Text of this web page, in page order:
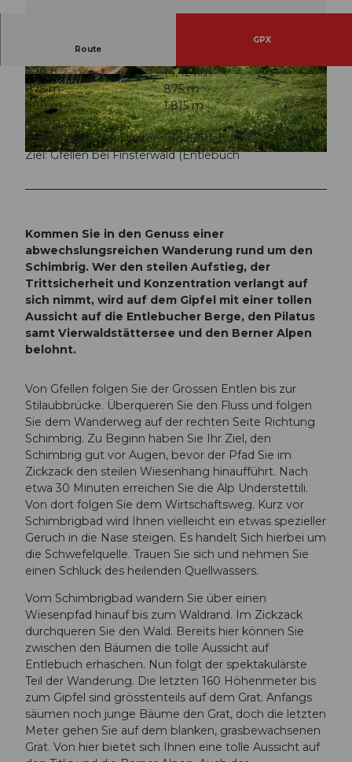
© Dani Kalt
© Dani Kalt © Dani Kalt
Route
GPX
5:20 h
14,42 km
875 m
875 m
989 m
1.815 m
826 m
Start: Gfellen bei Finsterwald (Entlebuch)
Ziel: Gfellen bei Finsterwald (Entlebuch
Kommen Sie in den Genuss einer
abwechslungsreichen Wanderung rund um den
Schimbrig. Wer den steilen Aufstieg, der
Trittsicherheit und Konzentration verlangt auf
sich nimmt, wird auf dem Gipfel mit einer tollen
Aussicht auf die Entlebucher Berge, den Pilatus
samt Vierwaldstättersee und den Berner Alpen
belohnt.
Von Gfellen folgen Sie der Grossen Entlen bis zur
Stilaubbrücke. Überqueren Sie den Fluss und folgen
Sie dem Wanderweg auf der rechten Seite Richtung
Schimbrig. Zu Beginn haben Sie Ihr Ziel, den
Schimbrig gut vor Augen, bevor der Pfad Sie im
Zickzack den steilen Wiesenhang hinaufführt. Nach
etwa 30 Minuten erreichen Sie die Alp Understettili.
Von dort folgen Sie dem Wirtschaftsweg. Kurz vor
Schimbrigbad wird Ihnen vielleicht ein etwas spezieller
Geruch in die Nase steigen. Es handelt Sich hierbei um
die Schwefelquelle. Trauen Sie sich und nehmen Sie
einen Schluck des heilenden Quellwassers.
Vom Schimbrigbad wandern Sie über einen
Wiesenpfad hinauf bis zum Waldrand. Im Zickzack
durchqueren Sie den Wald. Bereits hier können Sie
zwischen den Bäumen die tolle Aussicht auf
Entlebuch erhaschen. Nun folgt der spektakulärste
Teil der Wanderung. Die letzten 160 Höhenmeter bis
zum Gipfel sind grösstenteils auf dem Grat. Anfangs
säumen noch junge Bäume den Grat, doch die letzten
Meter gehen Sie auf dem blanken, grasbewachsenen
Grat. Von hier bietet sich Ihnen eine tolle Aussicht auf